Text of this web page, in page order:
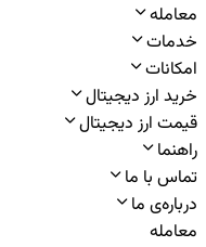
معامله
خدمات
امکانات
خرید ارز دیجیتال
قیمت ارز دیجیتال
راهنما
تماس با ما
درباره‌ی ما
معامله